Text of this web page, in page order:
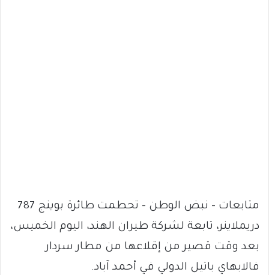
متابعات – نبض الوطن – تحطمت طائرة بوينج 787
دريملاينر، تابعة لشركة طيران الهند، اليوم الخميس،
بعد وقت قصير من إقلاعها من مطار سردار
فالابهاي باتيل الدولي في أحمد آباد.